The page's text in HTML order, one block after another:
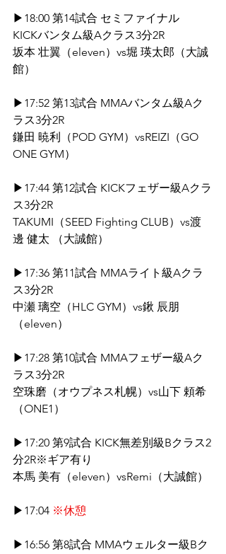
▶18:00 第14試合 セミファイナル
KICKバンタム級Aクラス3分2R
坂本 壮翼（eleven）vs堀 瑛太郎（大誠
館）
▶17:52 第13試合 MMAバンタム級Aク
ラス3分2R
鎌田 暁利（POD GYM）vsREIZI（GO
ONE GYM）
▶17:44 第12試合 KICKフェザー級Aクラ
ス3分2R
TAKUMI（SEED Fighting CLUB）vs渡
邊 健太 （大誠館）
▶17:36 第11試合 MMAライト級Aクラ
ス3分2R
中瀬 璃空（HLC GYM）vs鍬 辰朋
（eleven）
▶17:28 第10試合 MMAフェザー級Aク
ラス3分2R
空珠磨（オウプネス札幌）vs山下 頼希
（ONE1）
▶17:20 第9試合 KICK無差別級Bクラス2
分2R※ギア有り
本馬 美有（eleven）vsRemi（大誠館）
▶17:04 ※休憩
▶16:56 第8試合 MMAウェルター級Bク